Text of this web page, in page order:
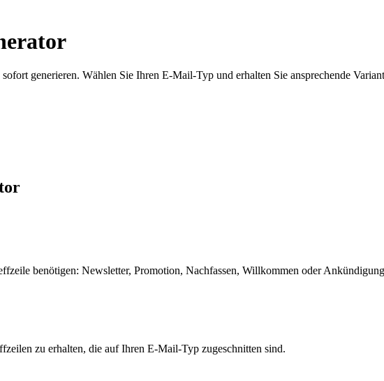
generieren. Wählen Sie Ihren E-Mail-Typ und erhalten Sie ansprechende
benötigen: Newsletter, Promotion, Nachfassen, Willkommen oder
zu erhalten, die auf Ihren E-Mail-Typ zugeschnitten sind.